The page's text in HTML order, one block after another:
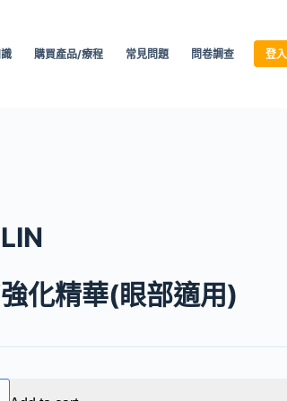
購買產品/療程 常見問題 問卷調查 登入
化精華(眼部適用)